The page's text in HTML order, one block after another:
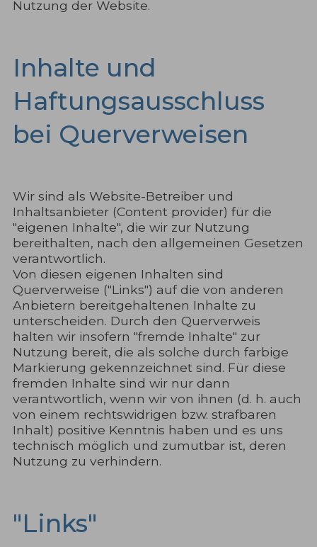
Nutzung der Website.
Inhalte und
Haftungsausschluss
bei Querverweisen
Wir sind als Website-Betreiber und
Inhaltsanbieter (Content provider) für die
"eigenen Inhalte", die wir zur Nutzung
bereithalten, nach den allgemeinen Gesetzen
verantwortlich.
Von diesen eigenen Inhalten sind
Querverweise ("Links") auf die von anderen
Anbietern bereitgehaltenen Inhalte zu
unterscheiden. Durch den Querverweis
halten wir insofern "fremde Inhalte" zur
Nutzung bereit, die als solche durch farbige
Markierung gekennzeichnet sind. Für diese
fremden Inhalte sind wir nur dann
verantwortlich, wenn wir von ihnen (d. h. auch
von einem rechtswidrigen bzw. strafbaren
Inhalt) positive Kenntnis haben und es uns
technisch möglich und zumutbar ist, deren
Nutzung zu verhindern.
"Links"